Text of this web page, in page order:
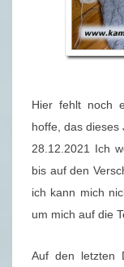
Hier fehlt noch
hoffe, das dieses
28.12.2021 Ich
bis auf den
ich kann mich
um mich auf die
Auf den letzten